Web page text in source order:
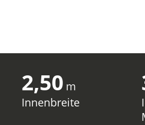
2,50 m
Innenbreite